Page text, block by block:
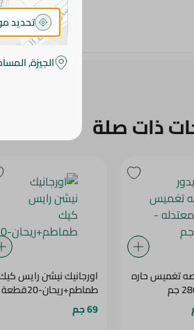
ذات صلة
تغميس حاره اورجانيك نيشن رايس
طماطم+ريحان-20قطعة
69 جم
تحديد
الجيزة,